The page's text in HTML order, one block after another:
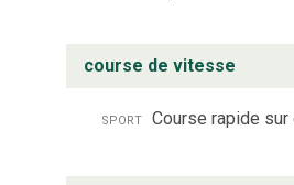
course de vitesse
sport Course rapide